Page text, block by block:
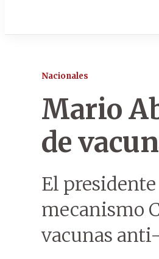
Nacionales
Mario
de
El
mecanismo
vacunas